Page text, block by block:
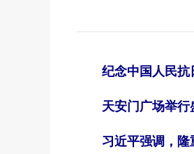
纪念中国人民抗日
天安门广场举行
习近平强调，隆重